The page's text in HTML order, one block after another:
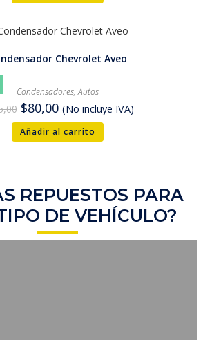
Chevrolet Aveo
Condensadores,Autos
$80,00 (No incluye IVA)
Añadir al carrito
REPUESTOS PARA
DE VEHÍCULO?